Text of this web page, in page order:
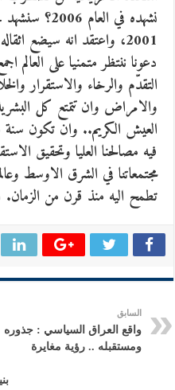
نشهده في
دعونا ننتظر متمنيا على العالم
التقدّم والرخاء والاستقرار
والامراض وان تتمتع كل
فيه مصالحنا العليا وتحقيق
مجتمعاتنا في الشرق الاوسط
تطمح اليه منذ قرن من الزمان.
السابق
واقع العراق السياسي : جذوره
ومستقبله .. رؤية مغايرة